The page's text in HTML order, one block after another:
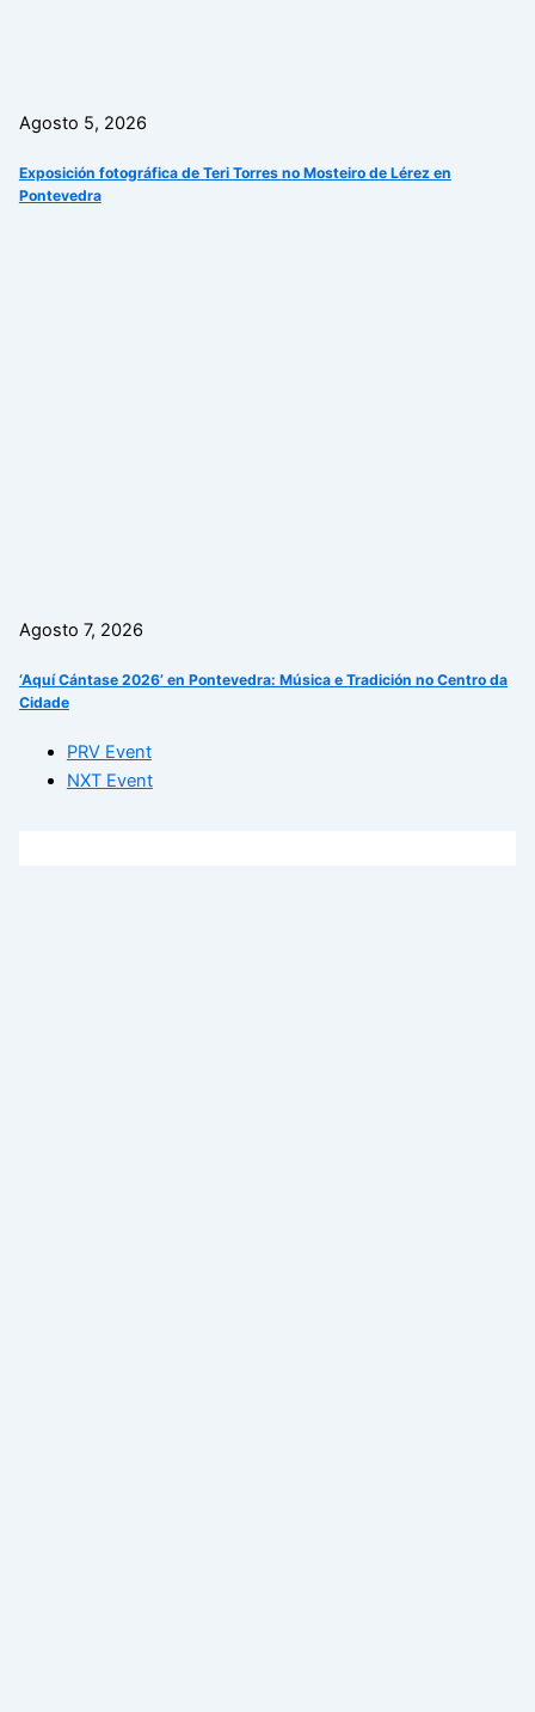
Agosto 5, 2026
Exposición fotográfica de Teri Torres no Mosteiro de Lérez en
Pontevedra
Agosto 7, 2026
‘Aquí Cántase 2026’ en Pontevedra: Música e Tradición no Centro da
Cidade
PRV Event
NXT Event